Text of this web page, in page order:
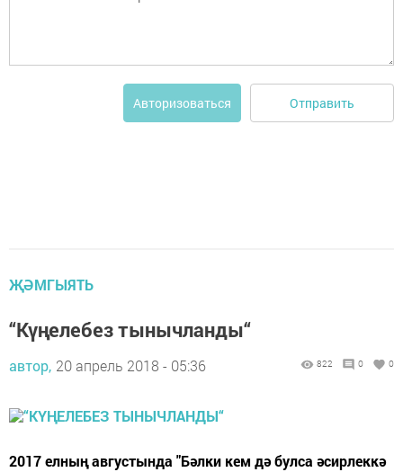
Авторизоваться Отправить
ҖӘМГЫЯТЬ
“Күңелебез тынычланды“
автор, 20 апрель 2018 - 05:36 822 0 0
2017 елның августында "Бәлки кем дә булса әсирлеккә